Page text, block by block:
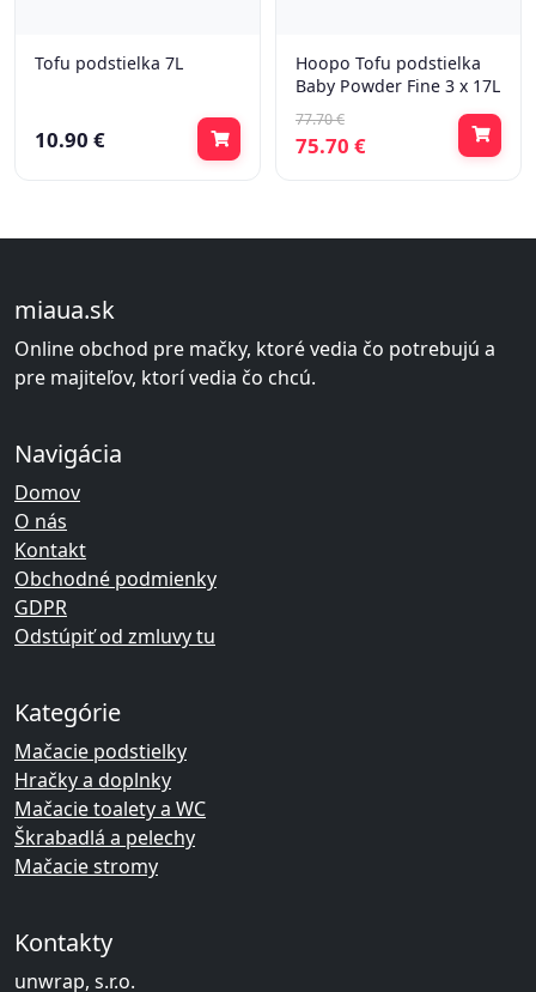
Tofu podstielka 7L
10.90 €
Hoopo Tofu podstielka
Baby Powder Fine 3 x 17L
77.70 €
75.70 €
miaua.sk
Online obchod pre mačky, ktoré vedia čo potrebujú a
pre majiteľov, ktorí vedia čo chcú.
Navigácia
Domov
O nás
Kontakt
Obchodné podmienky
GDPR
Odstúpiť od zmluvy tu
Kategórie
Mačacie podstielky
Hračky a doplnky
Mačacie toalety a WC
Škrabadlá a pelechy
Mačacie stromy
Kontakty
unwrap, s.r.o.